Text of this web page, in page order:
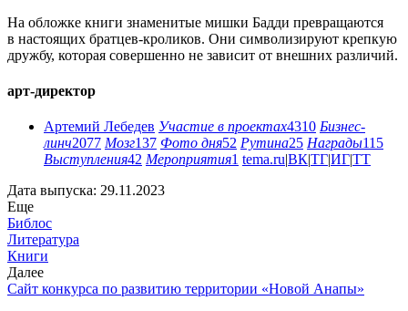
На обложке книги знаменитые мишки Бадди превращаются
в настоящих братцев-кроликов. Они символизируют крепкую
дружбу, которая совершенно не зависит от внешних различий.
арт-директор
Артемий Лебедев Участие в проектах4310 Бизнес-
линч2077 Мозг137 Фото дня52 Рутина25 Награды115
Выступления42 Мероприятия1 tema.ru|ВК|ТГ|ИГ|ТТ
Дата выпуска: 29.11.2023
Еще
Библос
Литература
Книги
Далее
Сайт конкурса по развитию территории «Новой Анапы»